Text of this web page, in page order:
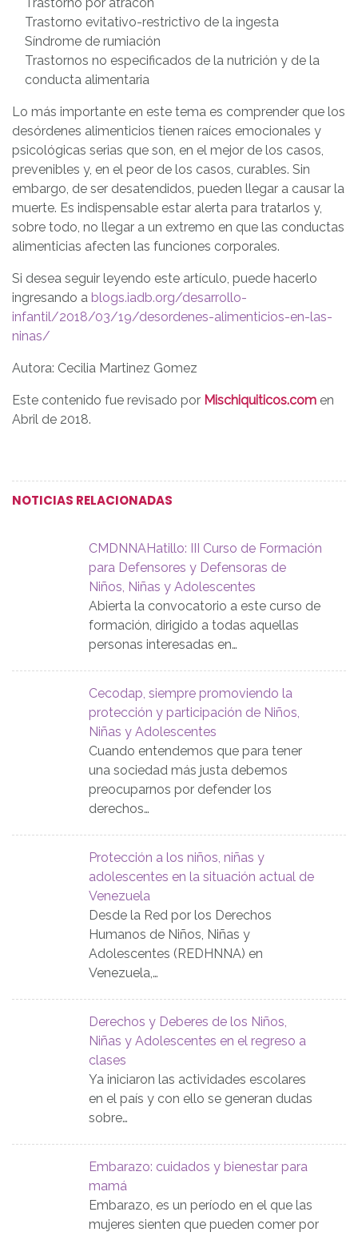
Trastorno evitativo-restrictivo de la ingesta
Síndrome de rumiación
Trastornos no especificados de la nutrición y de la
conducta alimentaria
Lo más importante en este tema es comprender que los
desórdenes alimenticios tienen raíces emocionales y
psicológicas serias que son, en el mejor de los casos,
prevenibles y, en el peor de los casos, curables. Sin
embargo, de ser desatendidos, pueden llegar a causar la
muerte. Es indispensable estar alerta para tratarlos y,
sobre todo, no llegar a un extremo en que las conductas
alimenticias afecten las funciones corporales.
Si desea seguir leyendo este artículo, puede hacerlo
ingresando a blogs.iadb.org/desarrollo-
infantil/2018/03/19/desordenes-alimenticios-en-las-
ninas/
Autora: Cecilia Martinez Gomez
Este contenido fue revisado por Mischiquiticos.com en
Abril de 2018.
NOTICIAS RELACIONADAS
CMDNNAHatillo: III Curso de Formación
para Defensores y Defensoras de
Niños, Niñas y Adolescentes
Abierta la convocatorio a este curso de
formación, dirigido a todas aquellas
personas interesadas en…
Cecodap, siempre promoviendo la
protección y participación de Niños,
Niñas y Adolescentes
Cuando entendemos que para tener
una sociedad más justa debemos
preocuparnos por defender los
derechos…
Protección a los niños, niñas y
adolescentes en la situación actual de
Venezuela
Desde la Red por los Derechos
Humanos de Niños, Niñas y
Adolescentes (REDHNNA) en
Venezuela,…
Derechos y Deberes de los Niños,
Niñas y Adolescentes en el regreso a
clases
Ya iniciaron las actividades escolares
en el país y con ello se generan dudas
sobre…
Embarazo: cuidados y bienestar para
mamá
Embarazo, es un período en el que las
mujeres sienten que pueden comer por